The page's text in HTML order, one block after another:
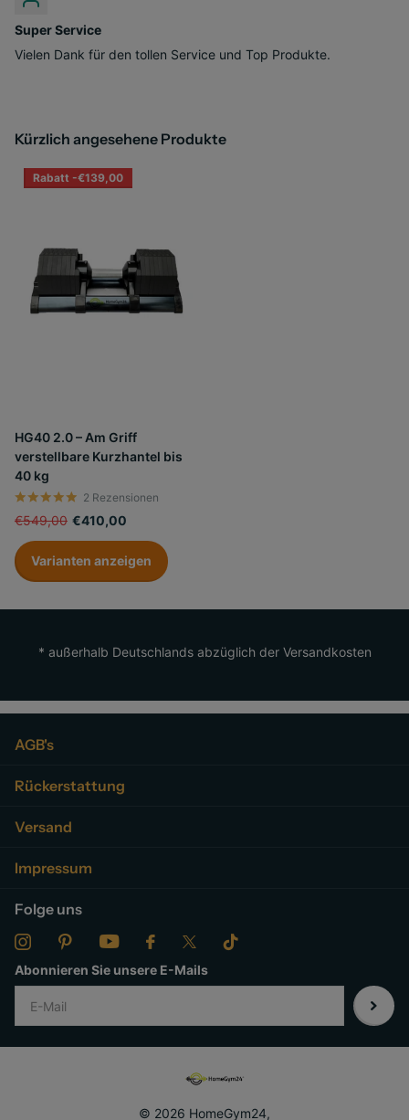
Super Service
Vielen Dank für den tollen Service und Top Produkte.
Kürzlich angesehene Produkte
Rabatt -€139,00
HG40 2.0 – Am Griff
verstellbare Kurzhantel bis
40 kg
2 Rezensionen
€549,00 €410,00
Varianten anzeigen
* außerhalb Deutschlands abzüglich der Versandkosten
AGB's
Rückerstattung
Versand
Impressum
Folge uns
Abonnieren Sie unsere E-Mails
© 2026 HomeGym24,